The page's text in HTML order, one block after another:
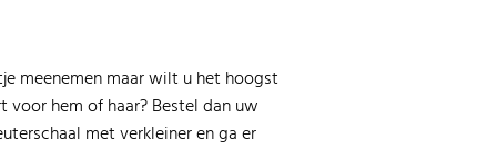
meenemen maar wilt u het hoogst
voor hem of haar? Bestel dan uw
met verkleiner en ga er